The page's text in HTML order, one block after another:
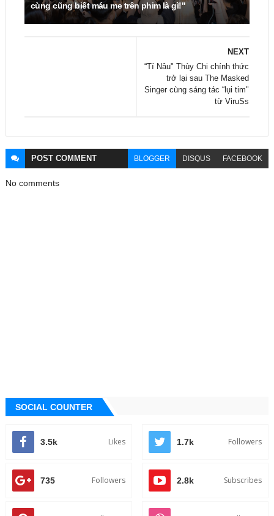
cùng cũng biết máu me trên phim là gì!"
NEXT
“Tí Nâu" Thùy Chi chính thức
trở lại sau The Masked
Singer cùng sáng tác “lụi tim"
từ ViruSs
POST COMMENT BLOGGER DISQUS FACEBOOK
No comments
SOCIAL COUNTER
3.5k Likes 1.7k Followers
735 Followers 2.8k Subscribes